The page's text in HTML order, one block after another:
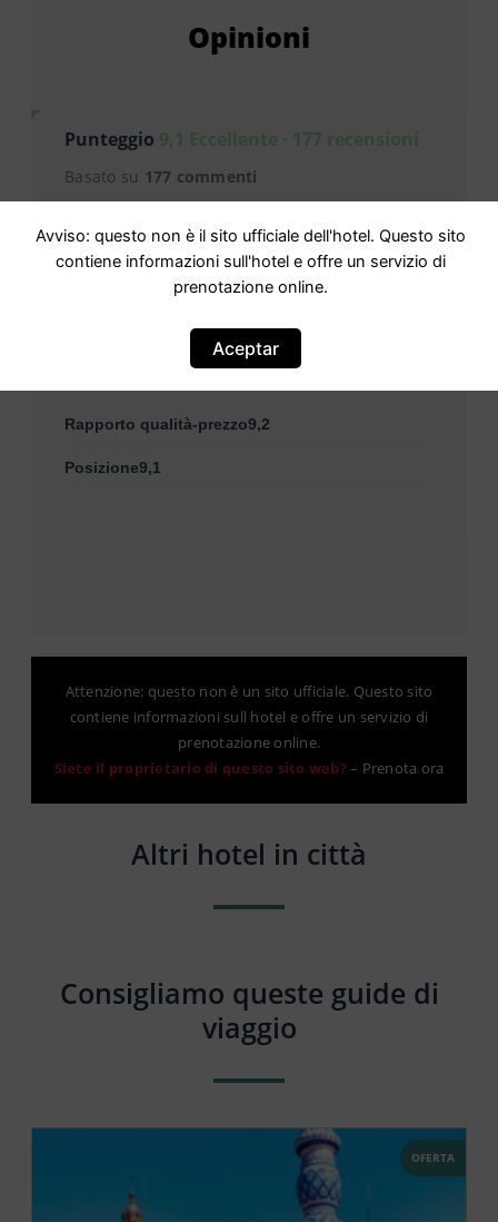
Opinioni
Punteggio 9,1 Eccellente · 177 recensioni
Basato su 177 commenti
Staff9,5
Rapporto qualità-prezzo9,2
Posizione9,1
Attenzione: questo non è un sito ufficiale. Questo sito
contiene informazioni sull hotel e offre un servizio di
prenotazione online.
Siete il proprietario di questo sito web?– Prenota ora
Altri hotel in città
Consigliamo queste guide di
viaggio
OFERTA
Avviso: questo non è il sito ufficiale dell'hotel. Questo sito
contiene informazioni sull'hotel e offre un servizio di
prenotazione online.
Aceptar